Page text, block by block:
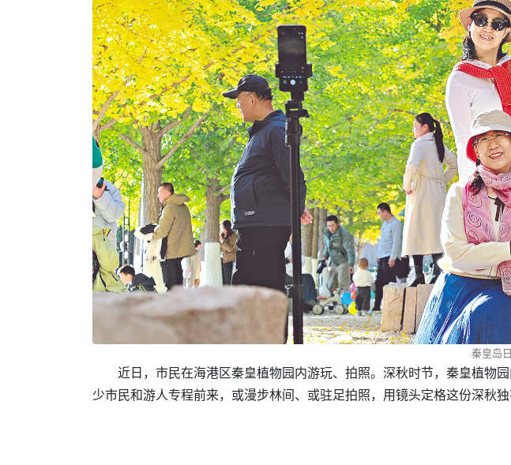
秦皇岛
近日，市民在海港区秦皇植物园内游玩、拍照。深秋时节，秦皇植物
少市民和游人专程前来，或漫步林间、或驻足拍照，用镜头定格这份深秋独